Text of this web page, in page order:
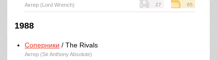
27 65
Актер (Lord Wrench)
1988
Соперники / The Rivals
Актер (Sir Anthony Absolute)